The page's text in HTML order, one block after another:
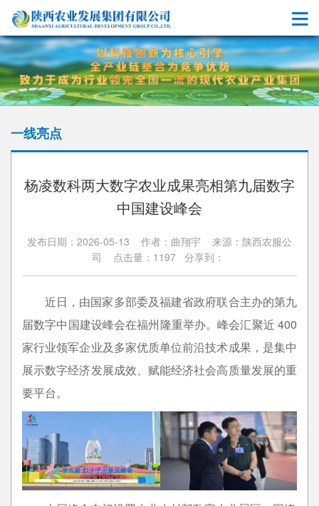
一线亮点
杨凌数科两大数字农业成果亮相第九届数字
中国建设峰会
发布日期：2026-05-13 作者：曲翔宇 来源：陕西农服公
司 点击量：1197 分享到：
近日，由国家多部委及福建省政府联合主办的第九
届数字中国建设峰会在福州隆重举办。峰会汇聚近 400
家行业领军企业及多家优质单位前沿技术成果，是集中
展示数字经济发展成效、赋能经济社会高质量发展的重
要平台。